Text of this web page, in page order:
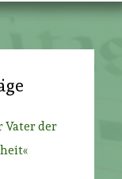
Vater der